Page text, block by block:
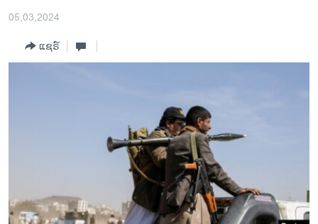
ອິດສະຫຼະພາບດ້ານການຂ່າວ
ວິທະຍາສາດ-ເທັກໂນໂລຈີ
ວີດີໂອ
05,03,2024
ແຊຣ໌